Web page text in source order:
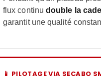
flux continudouble la
garantit une qualité
📱 PILOTAGE VIA SECABO